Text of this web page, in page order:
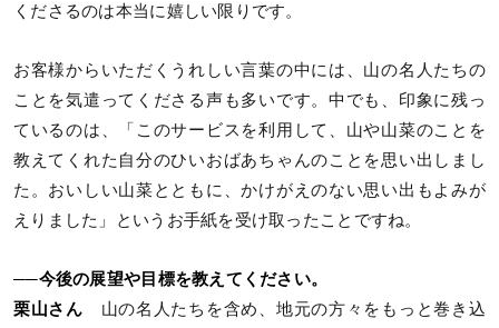
くださるのは本当に嬉しい限りです。
お客様からいただくうれしい言葉の中には、山の名人たちの
ことを気遣ってくださる声も多いです。中でも、印象に残っ
ているのは、「このサービスを利用して、山や山菜のことを
教えてくれた自分のひいおばあちゃんのことを思い出しまし
た。おいしい山菜とともに、かけがえのない思い出もよみが
えりました」というお手紙を受け取ったことですね。
──今後の展望や目標を教えてください。
栗山さん 山の名人たちを含め、地元の方々をもっと巻き込